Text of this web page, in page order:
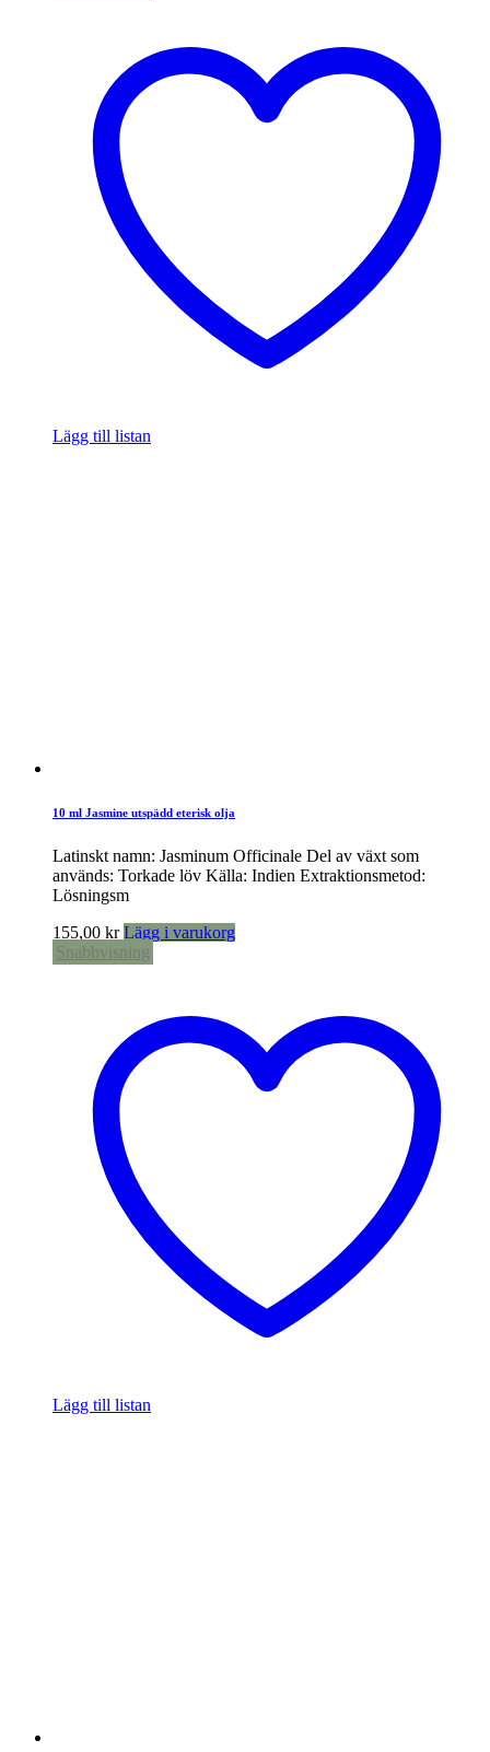
Lägg till listan
10 ml Jasmine utspädd eterisk olja
Latinskt namn: Jasminum Officinale Del av växt som
används: Torkade löv Källa: Indien Extraktionsmetod:
Lösningsm
155,00 kr Lägg i varukorg
Snabbvisning
Lägg till listan